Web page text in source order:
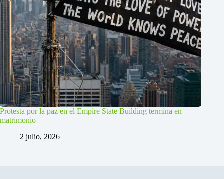
Protesta por la paz en el Empire State Building termina en
matrimonio
2 julio, 2026